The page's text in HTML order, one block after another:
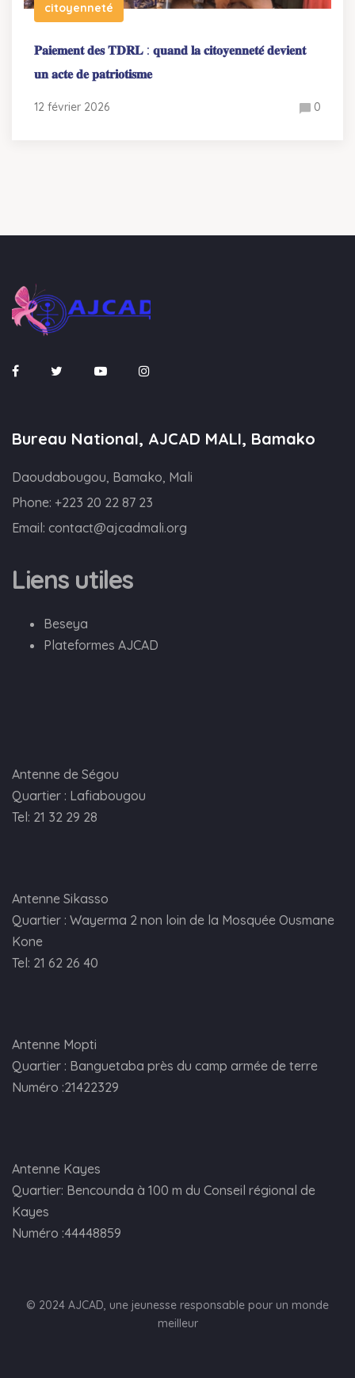
citoyenneté
𝐏𝐚𝐢𝐞𝐦𝐞𝐧𝐭 𝐝𝐞𝐬 𝐓𝐃𝐑𝐋 : 𝐪𝐮𝐚𝐧𝐝 𝐥𝐚 𝐜𝐢𝐭𝐨𝐲𝐞𝐧𝐧𝐞𝐭𝐞́ 𝐝𝐞𝐯𝐢𝐞𝐧𝐭
𝐮𝐧 𝐚𝐜𝐭𝐞 𝐝𝐞 𝐩𝐚𝐭𝐫𝐢𝐨𝐭𝐢𝐬𝐦𝐞
12 février 2026 0
Bureau National, AJCAD MALI, Bamako
Daoudabougou, Bamako, Mali
Phone: +223 20 22 87 23
Email: contact@ajcadmali.org
Liens utiles
Beseya
Plateformes AJCAD
Antenne de Ségou
Quartier : Lafiabougou
Tel: 21 32 29 28
Antenne Sikasso
Quartier : Wayerma 2 non loin de la Mosquée Ousmane
Kone
Tel: 21 62 26 40
Antenne Mopti
Quartier : Banguetaba près du camp armée de terre
Numéro :21422329
Antenne Kayes
Quartier: Bencounda à 100 m du Conseil régional de
Kayes
Numéro :44448859
© 2024 AJCAD, une jeunesse responsable pour un monde
meilleur